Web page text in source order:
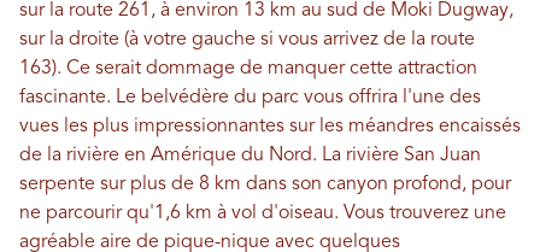
sur la route 261, à environ 13 km au sud de Moki Dugway,
sur la droite (à votre gauche si vous arrivez de la route
163). Ce serait dommage de manquer cette attraction
fascinante. Le belvédère du parc vous offrira l'une des
vues les plus impressionnantes sur les méandres encaissés
de la rivière en Amérique du Nord. La rivière San Juan
serpente sur plus de 8 km dans son canyon profond, pour
ne parcourir qu'1,6 km à vol d'oiseau. Vous trouverez une
agréable aire de pique-nique avec quelques